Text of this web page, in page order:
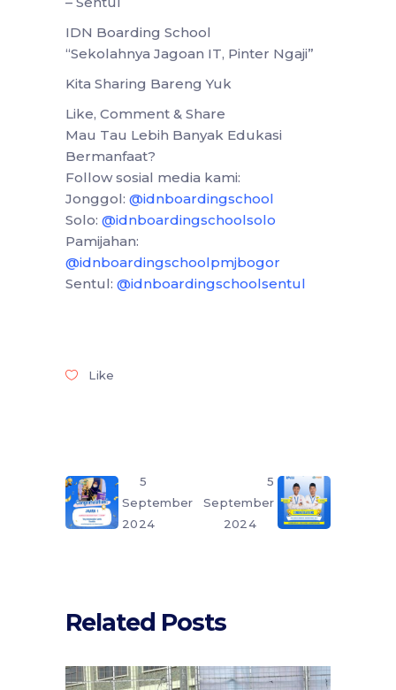
IDN Boarding School
“Sekolahnya Jagoan IT, Pinter Ngaji”
Kita Sharing Bareng Yuk
Like, Comment & Share
Mau Tau Lebih Banyak Edukasi
Bermanfaat?
Follow sosial media kami:
Jonggol: @idnboardingschool
Solo: @idnboardingschoolsolo
Pamijahan:
@idnboardingschoolpmjbogor
Sentul: @idnboardingschoolsentul
Like
5
September
2024
5
September
2024
Related Posts